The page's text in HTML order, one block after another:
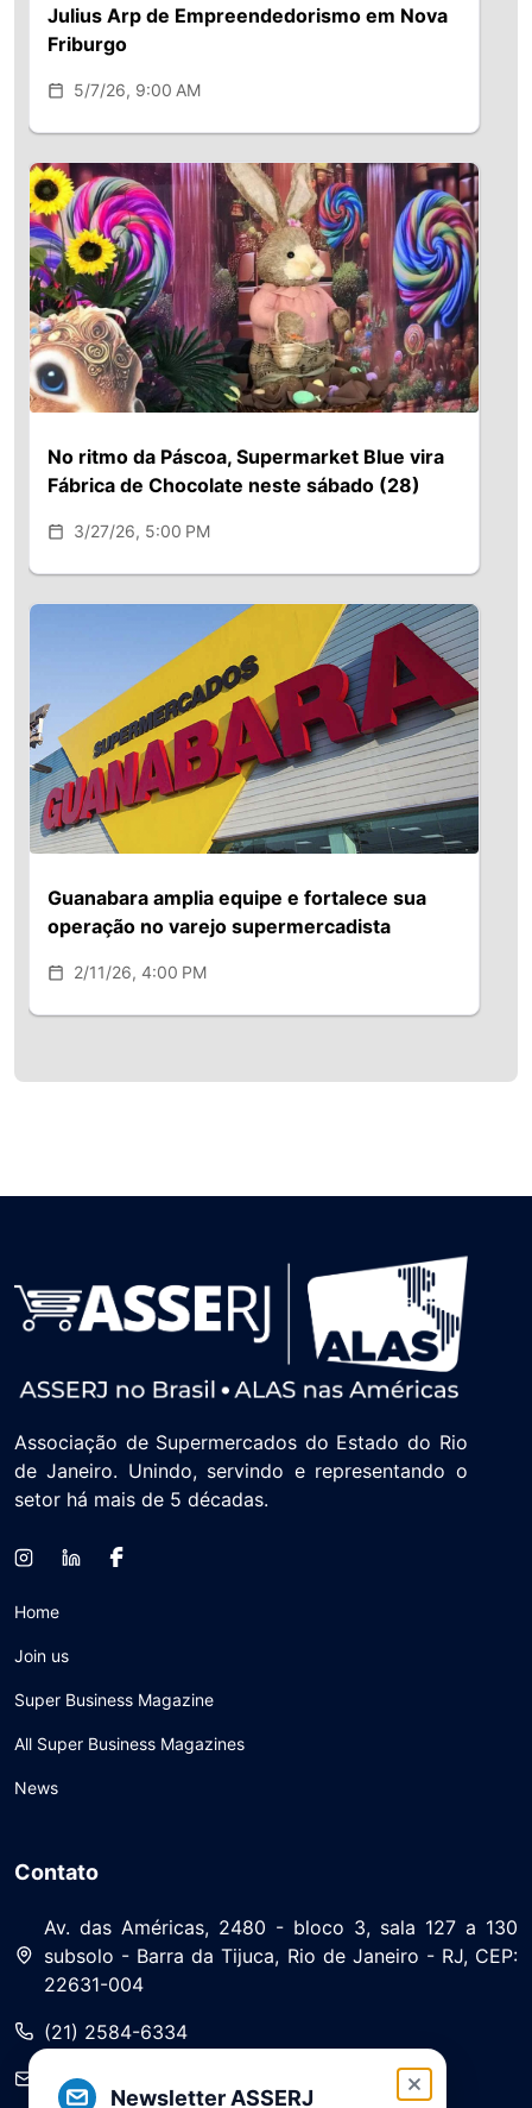
Julius Arp de Empreendedorismo em Nova
Friburgo
5/7/26, 9:00 AM
No ritmo da Páscoa, Supermarket Blue vira
Fábrica de Chocolate neste sábado (28)
3/27/26, 5:00 PM
Guanabara amplia equipe e fortalece sua
operação no varejo supermercadista
2/11/26, 4:00 PM
Newsletter ASSERJ
Associação de Supermercados do Estado do Rio
de Janeiro. Unindo, servindo e representando o
setor há mais de 5 décadas.
Home
Join us
Super Business Magazine
All Super Business Magazines
News
Contato
Av. das Américas, 2480 - bloco 3, sala 127 a 130
subsolo - Barra da Tijuca, Rio de Janeiro - RJ, CEP:
22631-004
(21) 2584-6334
saa@asserj.com.br